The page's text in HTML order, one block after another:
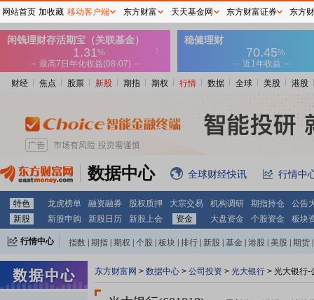
财经 焦点 股票 新股 期指 期权 行情 数据 全球 美股 港股
数据中心 全球财经快讯 行情中
特色 龙虎榜单 融资融券 股权质押 大宗交易 机构调研 期指持仓
公告
新股
新股申购 新股日历 新股上会 资金 大盘资金 个股资金 板块
行情中心 指数 期指 期权 个股 板块 排行 新股 基金 港股 美股 期货
东方财富网 > 数据中心 > 公司投资 > 光大银行 > 光大银行-
网站首页 加收藏 移动客户端 东方财富 天天基金网 东方财富证券 东方